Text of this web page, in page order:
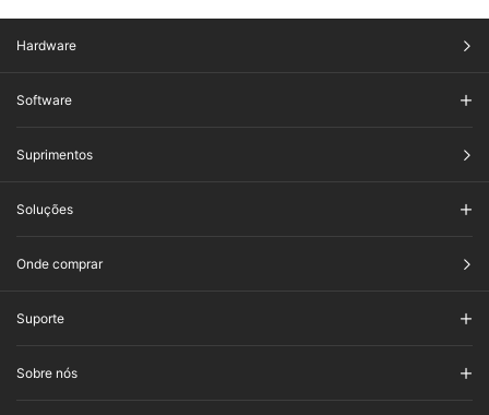
Hardware
Software
Suprimentos
Soluções
Onde comprar
Suporte
Sobre nós